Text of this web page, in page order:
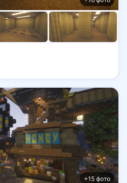
+15 фото